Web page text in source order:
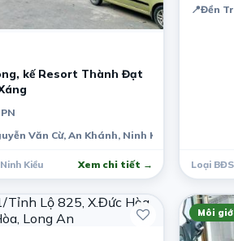
kế Resort Thành Đạt
Văn Cừ, An Khánh, Ninh Kiều, Cần Thơ,
Kiều Xem chi tiết →
📍Đền
Loại
Môi